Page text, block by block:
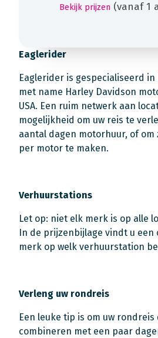
Bekijk prijzen (vanaf 1
Eaglerider
Eaglerider is gespecialiseerd
met name Harley Davidson
USA. Een ruim netwerk aan
mogelijkheid om uw reis te
aantal dagen motorhuur, of om
per motor te maken.
Verhuurstations
Let op: niet elk merk is op alle
In de prijzenbijlage vindt u
merk op welk verhuurstation
Verleng uw rondreis
Een leuke tip is om uw rondreis
combineren met een paar